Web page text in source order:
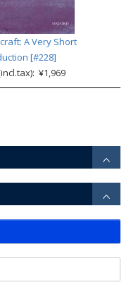
A Very Short
[#228]
¥1,969